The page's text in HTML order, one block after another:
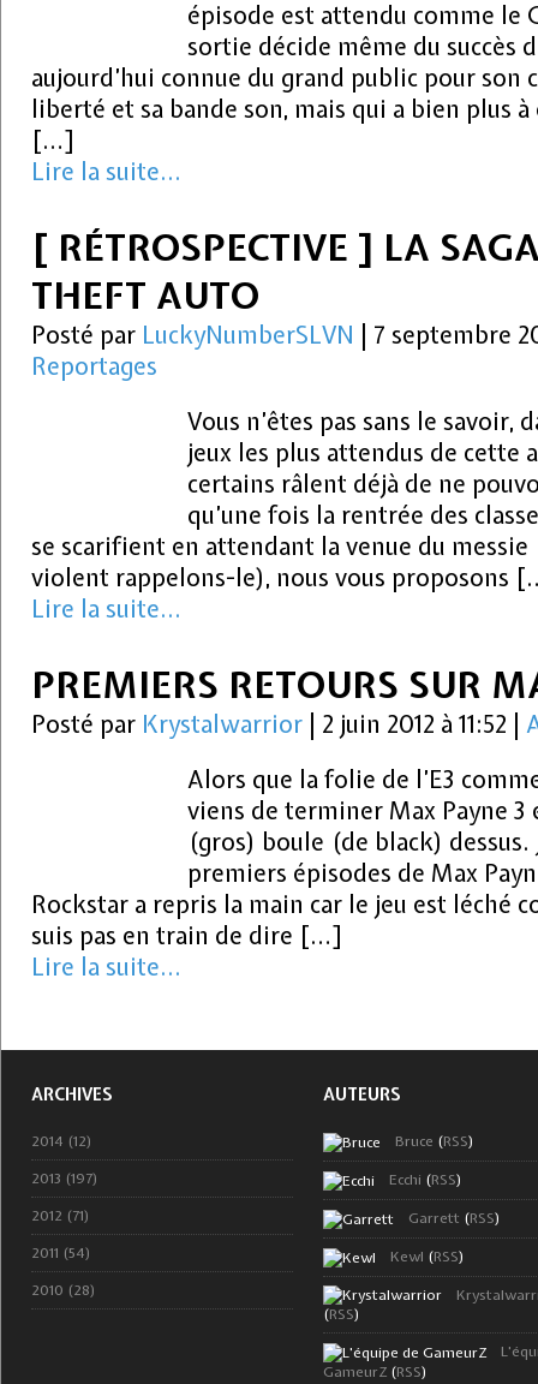
épisode est attendu comme le
sortie décide même du succès
aujourd’hui connue du grand public pour son
liberté et sa bande son, mais qui a bien plus
[…]
Lire la suite...
[ RÉTROSPECTIVE ] LA
THEFT AUTO
Posté par LuckyNumberSLVN
7 septembre
Reportages
Vous n’êtes pas sans le savoir,
jeux les plus attendus de cette
certains râlent déjà de ne
qu’une fois la rentrée des
se scarifient en attendant la venue du
violent rappelons-le), nous vous proposons
Lire la suite...
PREMIERS RETOURS SUR
Posté par Krystalwarrior 2 juin 2012 à 11:52
Alors que la folie de l’E3
viens de terminer Max Payne
(gros) boule (de black) dessus.
premiers épisodes de Max
Rockstar a repris la main car le jeu est léché
suis pas en train de dire […]
Lire la suite...
ARCHIVES
2014 (12)
2013 (197)
2012 (71)
2011 (54)
2010 (28)
AUTEURS
Bruce (RSS)
Ecchi (RSS)
Garrett (RSS)
Kewl (RSS)
(RSS)
GameurZ (RSS)